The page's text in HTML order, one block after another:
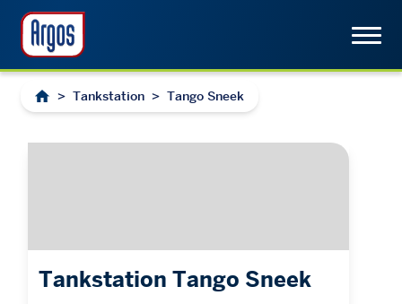
> Tankstation > Tango Sneek
Tankstation Tango Sneek